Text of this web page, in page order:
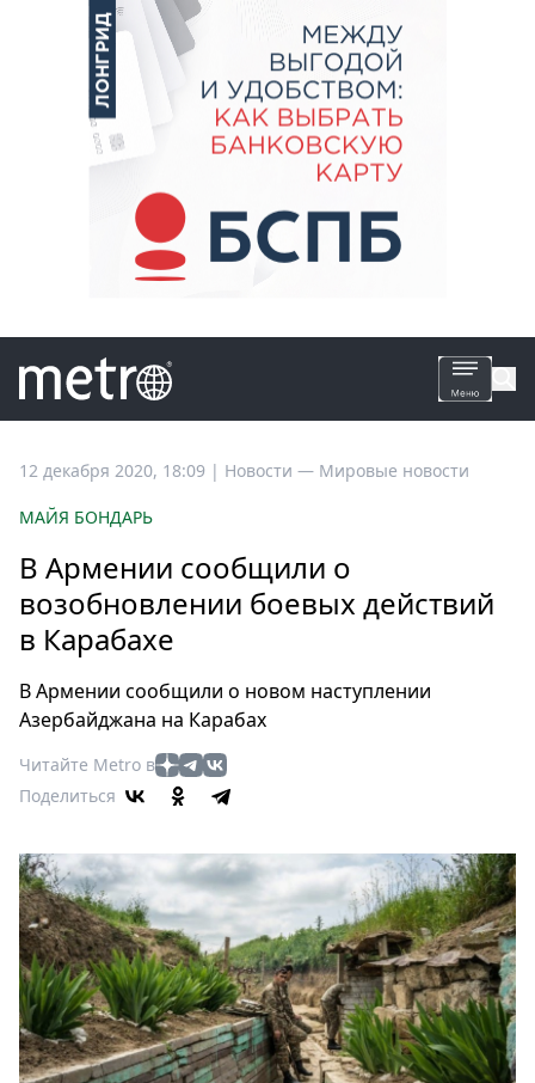
Все
Петербург
Россия
Мир
Здоровье
Туризм
Мода
Театр
Кино
Книги
Выставки
Пресс-
релизы
О
Metro
Стримы
12 декабря 2020, 18:09 | Новости — Мировые новости
МАЙЯ БОНДАРЬ
В Армении сообщили о
возобновлении боевых действий
в Карабахе
В Армении сообщили о новом наступлении
Азербайджана на Карабах
Читайте Metro в
Поделиться